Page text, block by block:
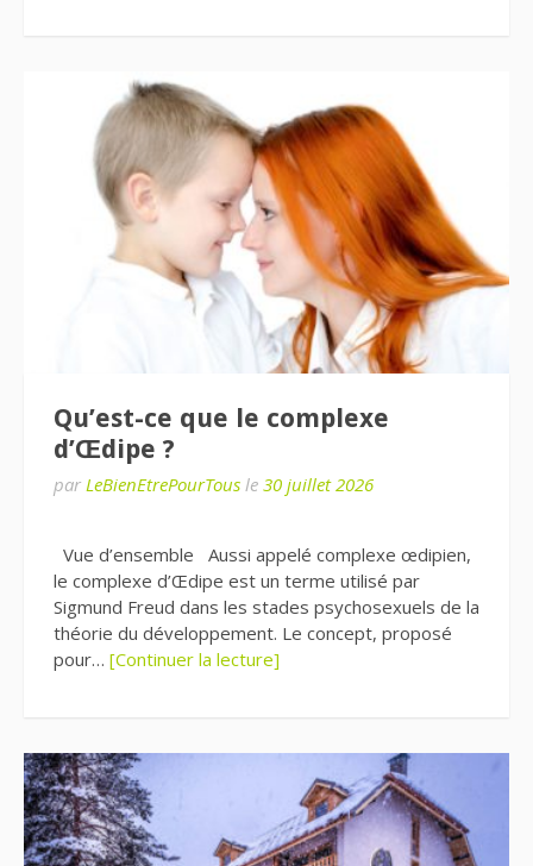
Qu’est-ce que le complexe
d’Œdipe ?
par LeBienEtrePourTous le 30 juillet 2026
Vue d’ensemble Aussi appelé complexe œdipien,
le complexe d’Œdipe est un terme utilisé par
Sigmund Freud dans les stades psychosexuels de la
théorie du développement. Le concept, proposé
pour… [Continuer la lecture]